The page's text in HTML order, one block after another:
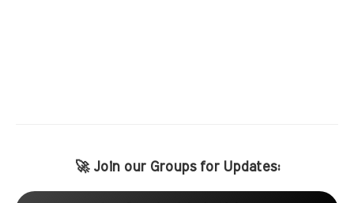
🚀 Join our Groups for Updates: